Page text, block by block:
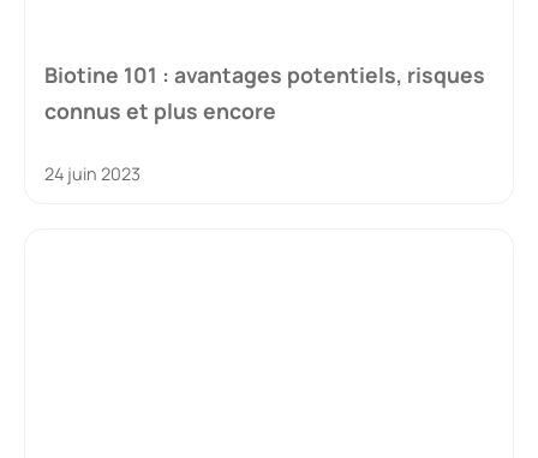
Biotine 101 : avantages potentiels, risques
connus et plus encore
24 juin 2023